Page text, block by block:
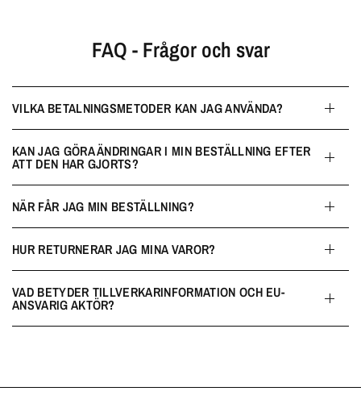
FAQ - Frågor och svar
VILKA BETALNINGSMETODER KAN JAG ANVÄNDA?
KAN JAG GÖRA ÄNDRINGAR I MIN BESTÄLLNING EFTER
ATT DEN HAR GJORTS?
NÄR FÅR JAG MIN BESTÄLLNING?
HUR RETURNERAR JAG MINA VAROR?
VAD BETYDER TILLVERKARINFORMATION OCH EU-
ANSVARIG AKTÖR?